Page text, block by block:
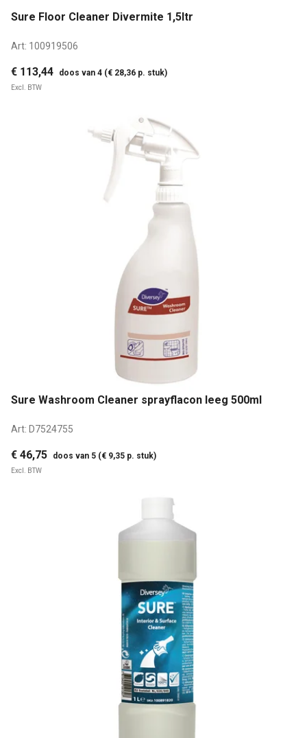
Sure Floor Cleaner Divermite 1,5ltr
Art: 100919506
€ 113,44 doos van 4 (€ 28,36 p. stuk)
Excl. BTW
Sure Washroom Cleaner sprayflacon leeg 500ml
Art: D7524755
€ 46,75 doos van 5 (€ 9,35 p. stuk)
Excl. BTW